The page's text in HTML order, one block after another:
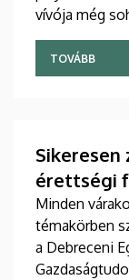
vívója még
messzire
TOVÁBB
Sikeresen
érettségi
Minden
témakörben
a Debreceni